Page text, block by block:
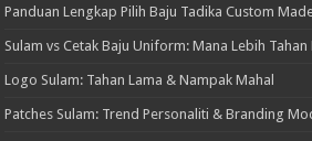
Panduan Lengkap Pilih Baju Tadika Custom
Sulam vs Cetak Baju Uniform: Mana Lebih Tahan
Logo Sulam: Tahan Lama & Nampak Mahal
Patches Sulam: Trend Personaliti & Branding